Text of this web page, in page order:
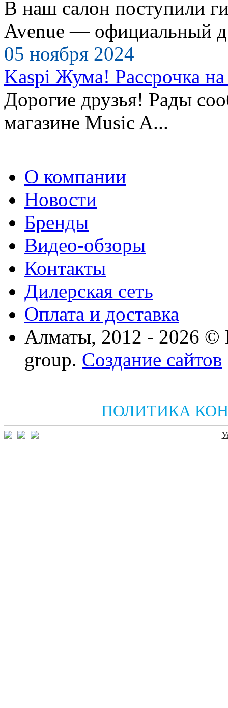
В наш салон поступили
Avenue — официальный
05 ноября 2024
Kaspi Жума! Рассрочка на
Дорогие друзья! Рады
магазине Music A...
О компании
Новости
Бренды
Видео-обзоры
Контакты
Дилерская сеть
Оплата и доставка
Алматы, 2012 - 2026 ©
group. Создание сайтов
ПОЛИТИКА